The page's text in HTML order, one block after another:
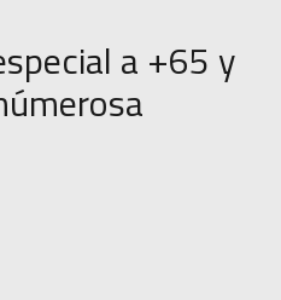
a +65 y